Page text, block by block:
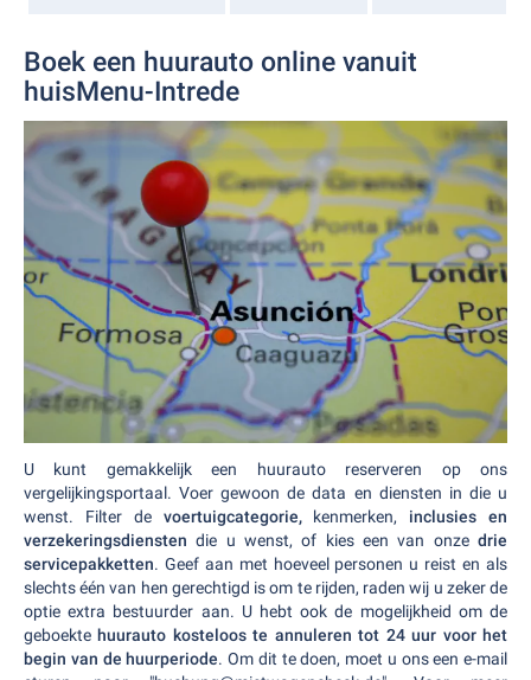
Boek een huurauto online vanuit
huisMenu-Intrede
U kunt gemakkelijk een huurauto reserveren op ons
vergelijkingsportaal. Voer gewoon de data en diensten in die u
wenst. Filter de voertuigcategorie,kenmerken, inclusies en
verzekeringsdienstendie u wenst, of kies een van onzedrie
servicepakketten. Geef aan met hoeveel personen u reist en als
slechts één van hen gerechtigd is om te rijden, raden wij u zeker de
optie extra bestuurder aan. U hebt ook de mogelijkheid om de
geboektehuurauto kosteloos te annuleren tot 24 uur voor het
begin van de huurperiode. Om dit te doen, moet u ons een e-mail